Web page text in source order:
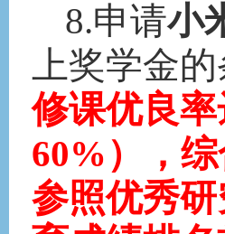
8.申请小
上奖学金
修课优良率
60%），
参照优秀